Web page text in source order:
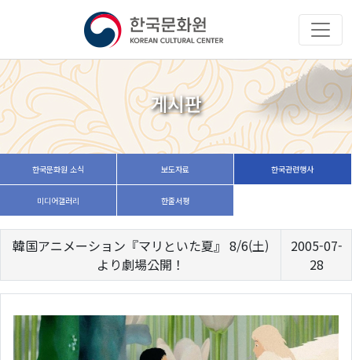
게시판
한국문화원 소식 보도자료 한국관련행사
미디어갤러리 한줄서평
韓国アニメーション『マリといた夏』 8/6(土)
より劇場公開！
2005-07-
28